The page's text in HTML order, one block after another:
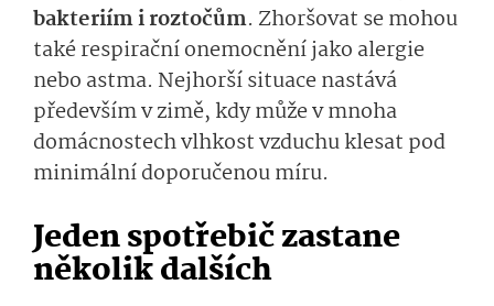
bakteriím i roztočům. Zhoršovat se mohou
také respirační onemocnění jako alergie
nebo astma. Nejhorší situace nastává
především v zimě, kdy může v mnoha
domácnostech vlhkost vzduchu klesat pod
minimální doporučenou míru.
Jeden spotřebič zastane
několik dalších